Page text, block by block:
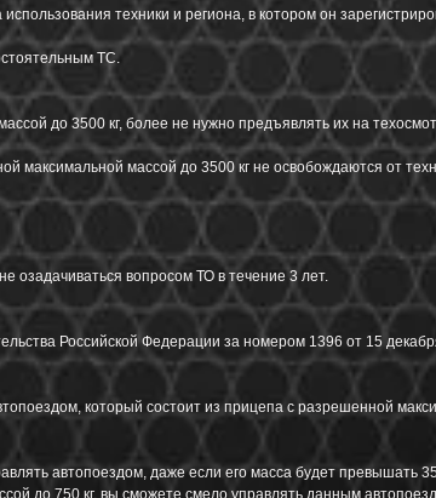
техники и региона, в котором он
ТС.
до 3500 кг, более не нужно предъявлять их на
максимальной массой до 3500 кг не освобождаются от
озадачиваться вопросом ТО в течение 3 лет.
Российской Федерации за номером 1396 от 15
который состоит из прицепа с разрешенной
автопоездом, даже если его масса будет превышать
до 750 кг, вы сможете смело управлять данным